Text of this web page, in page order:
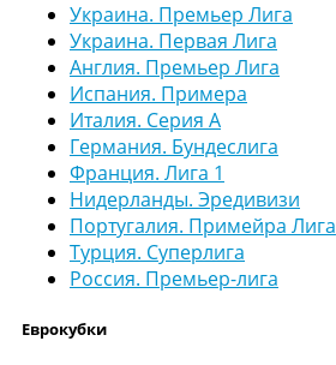
Украина. Премьер Лига
Украина. Первая Лига
Англия. Премьер Лига
Испания. Примера
Италия. Серия А
Германия. Бундеслига
Франция. Лига 1
Нидерланды. Эредивизи
Португалия. Примейра Лига
Турция. Суперлига
Россия. Премьер-лига
Еврокубки